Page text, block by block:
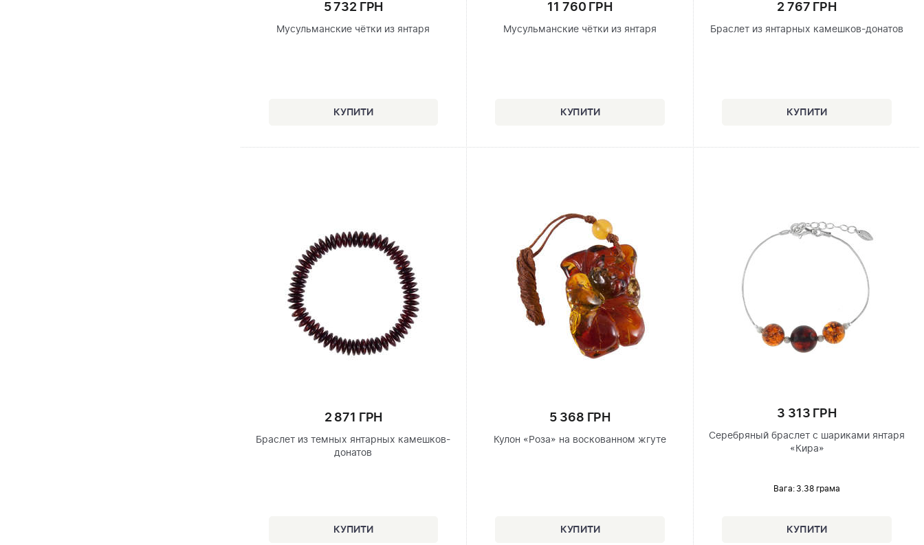
5 732 ГРН
Мусульманские чётки из янтаря
11 760 ГРН
Мусульманские чётки из янтаря
2 767 ГРН
Браслет из янтарных камешков-донатов
2 871 ГРН
Браслет из темных янтарных камешков-
донатов
5 368 ГРН
Кулон «Роза» на воскованном жгуте
3 313 ГРН
Серебряный браслет с шариками янтаря
«Кира»
Вага: 3.38 грама